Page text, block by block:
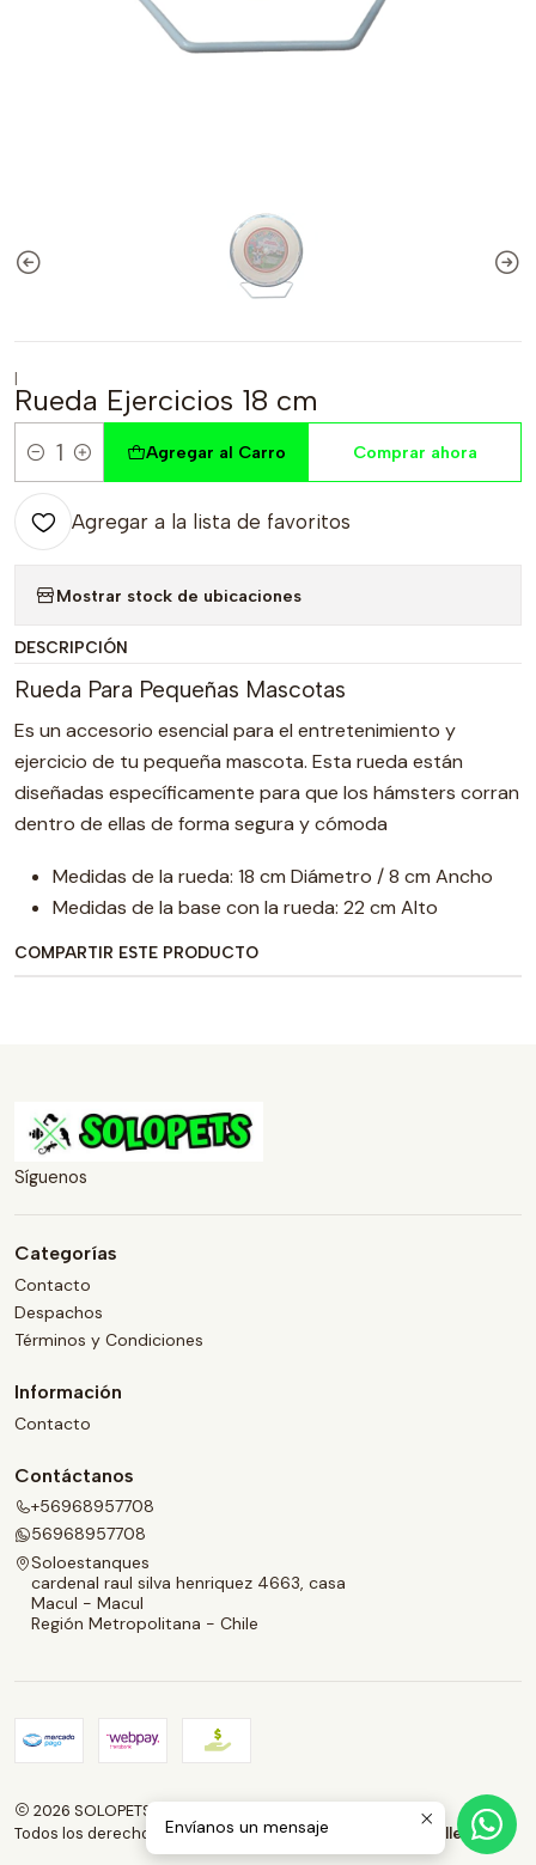
|
Rueda Ejercicios 18 cm
Cantidad
Agregar al Carro Comprar ahora
Agregar a la lista de favoritos
Mostrar stock de ubicaciones
DESCRIPCIÓN
Rueda Para Pequeñas Mascotas
Es un accesorio esencial para el entretenimiento y
ejercicio de tu pequeña mascota. Esta rueda están
diseñadas específicamente para que los hámsters corran
dentro de ellas de forma segura y cómoda
Medidas de la rueda: 18 cm Diámetro / 8 cm Ancho
Medidas de la base con la rueda: 22 cm Alto
COMPARTIR ESTE PRODUCTO
Síguenos
Categorías
Contacto
Despachos
Términos y Condiciones
Información
Contacto
Contáctanos
+56968957708
56968957708
Soloestanques
cardenal raul silva henriquez 4663, casa
Macul - Macul
Región Metropolitana - Chile
2026 SOLOPETS.CL.
Todos los derechos reservados.Desarrollado por Jumpseller
Envíanos un mensaje